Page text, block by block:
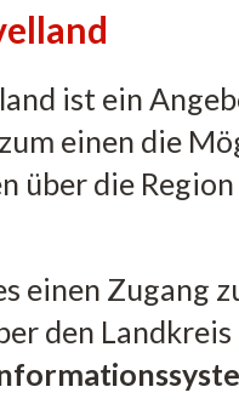
ist ein
einen die
über die
einen Zugang
den Landkreis